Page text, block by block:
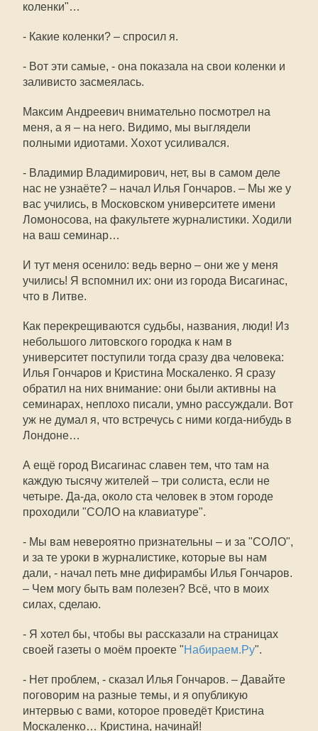
коленки"…
- Какие коленки? – спросил я.
- Вот эти самые, - она показала на свои коленки и
заливисто засмеялась.
Максим Андреевич внимательно посмотрел на
меня, а я – на него. Видимо, мы выглядели
полными идиотами. Хохот усиливался.
- Владимир Владимирович, нет, вы в самом деле
нас не узнаёте? – начал Илья Гончаров. – Мы же у
вас учились, в Московском университете имени
Ломоносова, на факультете журналистики. Ходили
на ваш семинар…
И тут меня осенило: ведь верно – они же у меня
учились! Я вспомнил их: они из города Висагинас,
что в Литве.
Как перекрещиваются судьбы, названия, люди! Из
небольшого литовского городка к нам в
университет поступили тогда сразу два человека:
Илья Гончаров и Кристина Москаленко. Я сразу
обратил на них внимание: они были активны на
семинарах, неплохо писали, умно рассуждали. Вот
уж не думал я, что встречусь с ними когда-нибудь в
Лондоне…
А ещё город Висагинас славен тем, что там на
каждую тысячу жителей – три солиста, если не
четыре. Да-да, около ста человек в этом городе
проходили "СОЛО на клавиатуре".
- Мы вам невероятно признательны – и за "СОЛО",
и за те уроки в журналистике, которые вы нам
дали, - начал петь мне дифирамбы Илья Гончаров.
– Чем могу быть вам полезен? Всё, что в моих
силах, сделаю.
- Я хотел бы, чтобы вы рассказали на страницах
своей газеты о моём проекте "Набираем.Ру".
- Нет проблем, - сказал Илья Гончаров. – Давайте
поговорим на разные темы, и я опубликую
интервью с вами, которое проведёт Кристина
Москаленко… Кристина, начинай!